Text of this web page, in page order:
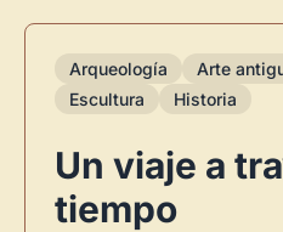
Arqueología Arte
Escultura
Historia
Un viaje a
tiempo